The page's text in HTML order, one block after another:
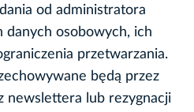
od administratora
danych osobowych, ich
przetwarzania.
będą przez
newslettera lub rezygnacji